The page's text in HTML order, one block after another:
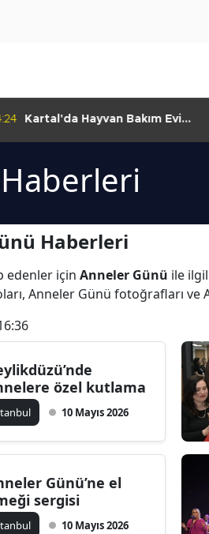
Kartal'da Hayvan Bakım Evi
Haberleri
edenler için Anneler Günü ile
Anneler Günü fotoğrafları
özel kutlama
10 Mayıs 2026
Günü’ne el
sergisi
10 Mayıs 2026